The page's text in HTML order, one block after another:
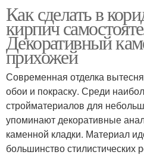
Как сделать в
кирпич
Декоративный
прихожей
Современная отделка
обои и покраску. Среди
стройматериалов для
упоминают декоративные
каменной кладки. Материал
большинство стилистических